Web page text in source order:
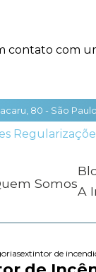
contato com
80 - São
Quem Somos
extintor de